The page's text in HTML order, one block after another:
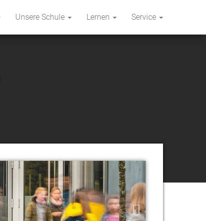
Unsere Schule Lernen Service